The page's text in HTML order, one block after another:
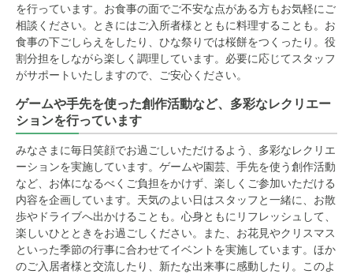
を行っています。お食事の面でご不安な点がある方もお気軽にご
相談ください。ときにはご入所者様とともに料理することも。お
食事の下ごしらえをしたり、ひな祭りでは桜餅をつくったり。役
割分担をしながら楽しく調理しています。必要に応じてスタッフ
がサポートいたしますので、ご安心ください。
ゲームや手先を使った創作活動など、多彩なレクリエー
ションを行っています
みなさまに毎日笑顔でお過ごしいただけるよう、多彩なレクリエ
ーションを実施しています。ゲームや園芸、手先を使う創作活動
など、お体になるべくご負担をかけず、楽しくご参加いただける
内容を企画しています。天気のよい日はスタッフと一緒に、お散
歩やドライブへ出かけることも。心身ともにリフレッシュして、
楽しいひとときをお過ごしください。また、お花見やクリスマス
といった季節の行事に合わせてイベントを実施しています。ほか
のご入居者様と交流したり、新たな出来事に感動したり。このよ